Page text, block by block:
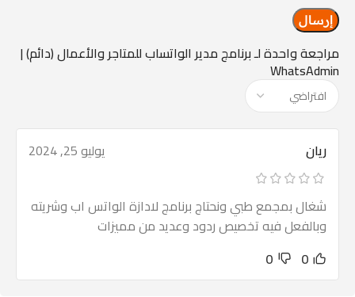
مراجعة واحدة لـبرنامج مدير الواتساب للمتاجر والأعمال (دائم) |
WhatsAdmin
ريان يوليو 25, 2024
شغال بمجمع طبي ونحتاج برنامج لادازة الواتس اب وشريته
وبالفعل فيه تخصيص ردود وعديد من مميزات
0
0